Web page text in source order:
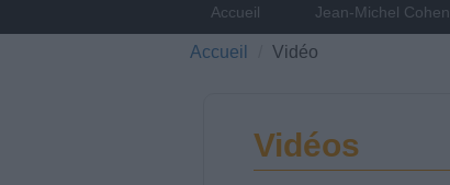
Accueil Jean-Michel Cohen
Accueil Vidéo
Vidéos